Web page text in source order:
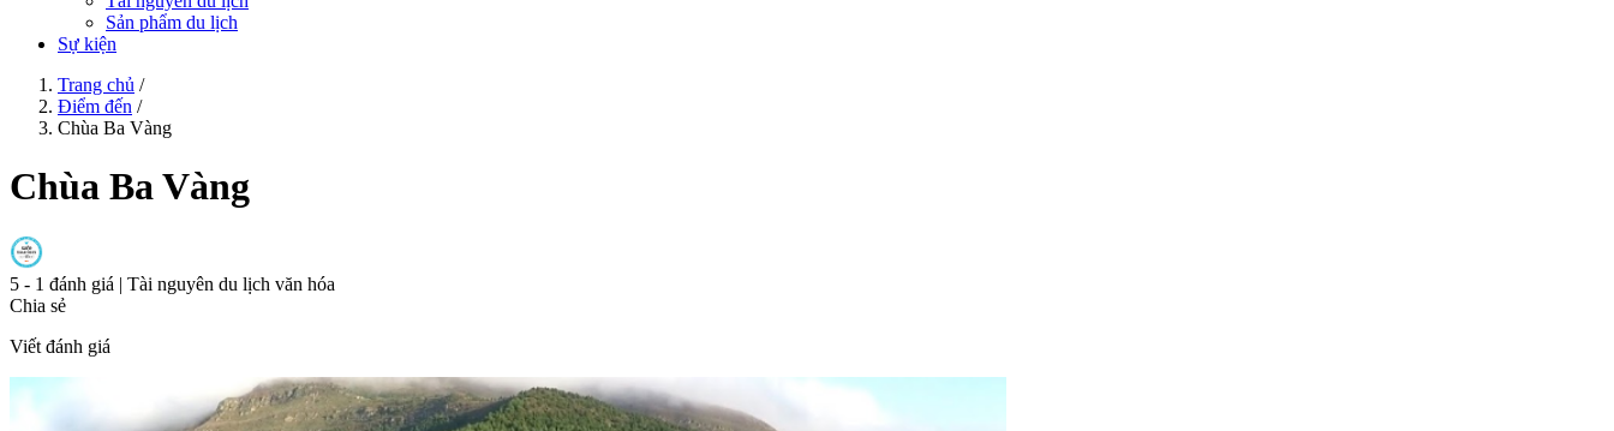
Sản phẩm du lịch
Sự kiện
Trang chủ /
Điểm đến /
Chùa Ba Vàng
Chùa Ba Vàng
5 - 1 đánh giá | Tài nguyên du lịch văn hóa
Chia sẻ
Viết đánh giá